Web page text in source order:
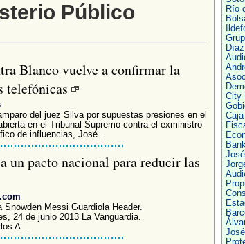
Público
Blanco vuelve a confirmar la
telefónicas
del juez Silva por supuestas presiones en el
en el Tribunal Supremo contra el exministro
de influencias, José...
un pacto nacional para reducir las
Messi Guardiola Header.
24 de junio 2013 La Vanguardia.
A...
Río
Díaz
City